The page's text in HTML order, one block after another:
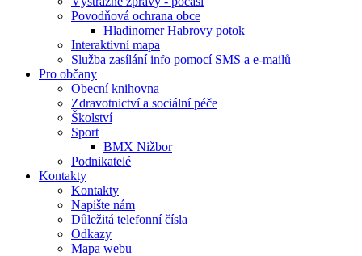
Povodňová ochrana obce
Hladinomer Habrovy potok
Interaktivní mapa
Služba zasílání info pomocí SMS a e-mailů
Pro občany
Obecní knihovna
Zdravotnictví a sociální péče
Školství
Sport
BMX Nižbor
Podnikatelé
Kontakty
Kontakty
Napište nám
Důležitá telefonní čísla
Odkazy
Mapa webu